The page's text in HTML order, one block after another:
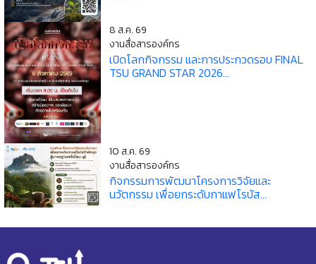
8 ส.ค. 69
งานสื่อสารองค์กร
เปิดโลกกิจกรรม และการประกวดรอบ FINAL
TSU GRAND STAR 2026...
10 ส.ค. 69
งานสื่อสารองค์กร
กิจกรรมการพัฒนาโครงการวิจัยและ
นวัตกรรม เพื่อยกระดับกาแฟโรบัส...